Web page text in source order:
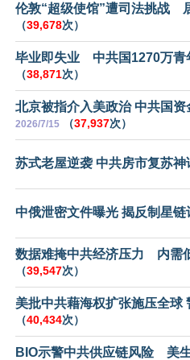
伦敦“超级使馆”遭司法挑战
（39,678次）
毕业即失业 中共国1270万青
（38,871次）
北京被指介入美政治 中共国
2026/7/15 （37,937次）
苏式老屋逆袭 中共房市复苏神
中俄泄密文件曝光 揭反制星链
数据难掩中共经济压力 内需
（39,547次）
美批中共藉海权扩张施压全球
（40,434次）
BIO示警中共供应链风险 美